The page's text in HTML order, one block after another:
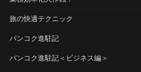
旅の快適テクニック
バンコク進駐記
バンコク進駐記＜ビジネス編＞